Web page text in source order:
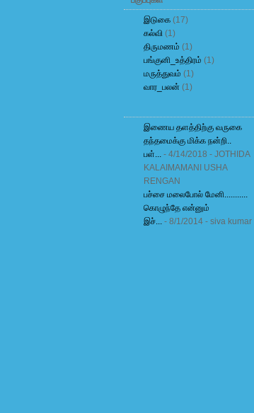
இடுகை(17)
கல்வி(1)
திருமணம் (1)
பங்குனி_உத்திரம் (1)
மருத்துவம் (1)
வார_பலன்(1)
இணைய தளத்திற்கு வருகை
தந்தமைக்கு மிக்க நன்றி..
பள்...- 4/14/2018 - JOTHIDA
KALAIMAMANI USHA
RENGAN
பச்சை மலைபோல் மேனி...........
கொழுந்தே என்னும்
இச்...- 8/1/2014- siva kumar